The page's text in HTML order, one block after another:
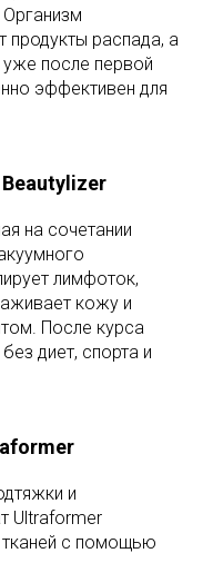
продукты распада, а
после первой
эффективен для
Beautylizer
на сочетании
лимфоток,
кожу и
После курса
диет, спорта и
и
Ultraformer
тканей с помощью